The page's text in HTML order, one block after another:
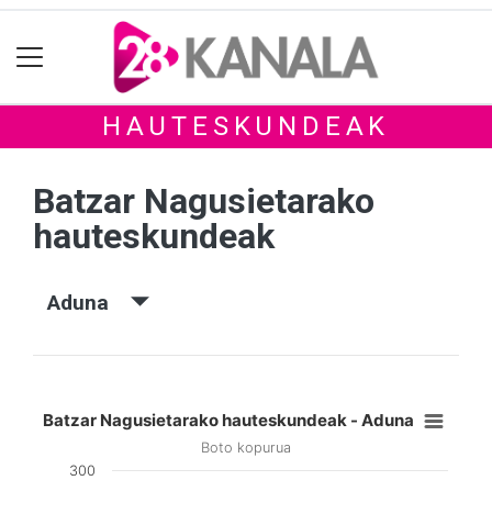
HAUTESKUNDEAK
Batzar Nagusietarako
hauteskundeak
Aduna
Batzar Nagusietarako hauteskundeak - Aduna
Boto kopurua
300